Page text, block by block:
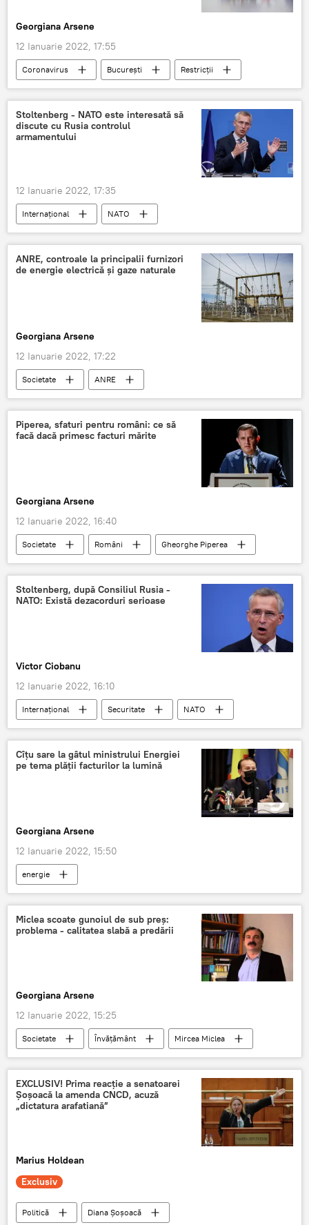
Georgiana Arsene
12 Ianuarie 2022, 17:55
Coronavirus București
Restricții
COVID-19
Stoltenberg - NATO este interesată să
discute cu Rusia controlul
armamentului
12 Ianuarie 2022, 17:35
Internaţional
NATO
Jens Stoltenberg
Rusia
ANRE, controale la principalii furnizori
de energie electrică și gaze naturale
Georgiana Arsene
12 Ianuarie 2022, 17:22
Societate ANRE
Piperea, sfaturi pentru români: ce să
facă dacă primesc facturi mărite
Georgiana Arsene
12 Ianuarie 2022, 16:40
Societate Români
Gheorghe Piperea
facturi
Stoltenberg, după Consiliul Rusia -
NATO: Există dezacorduri serioase
Victor Ciobanu
12 Ianuarie 2022, 16:10
Internaţional Securitate
NATO
Jens Stoltenberg
Rusia
Cîțu sare la gâtul ministrului Energiei
pe tema plății facturilor la lumină
Georgiana Arsene
12 Ianuarie 2022, 15:50
energie
Miclea scoate gunoiul de sub preș:
problema - calitatea slabă a predării
Georgiana Arsene
12 Ianuarie 2022, 15:25
Societate Învățământ
Mircea Miclea
ministrul educației
EXCLUSIV! Prima reacție a senatoarei
Șoșoacă la amenda CNCD, acuză
„dictatura arafatiană”
Marius Holdean
Exclusiv
Politică Diana Șoșoacă